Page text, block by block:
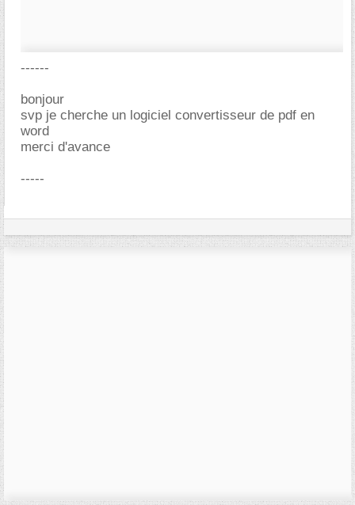
------
bonjour
svp je cherche un logiciel convertisseur de pdf en
word
merci d'avance
-----